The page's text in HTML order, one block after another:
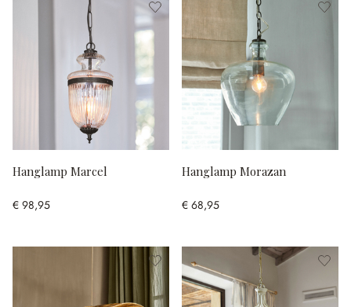
Hanglamp Marcel
€ 98,95
Hanglamp Morazan
€ 68,95